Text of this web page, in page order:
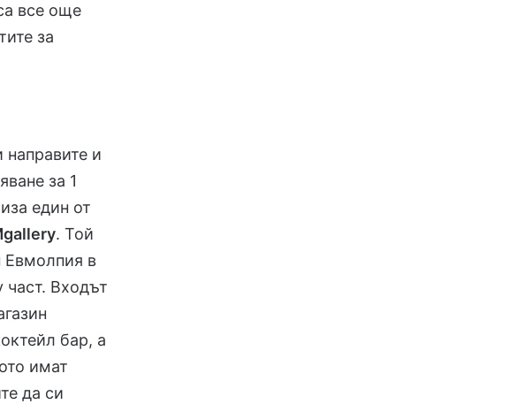
все още
за
и
за 1
един от
. Той
Евмолпия в
част. Входът
бар, а
имат
да си